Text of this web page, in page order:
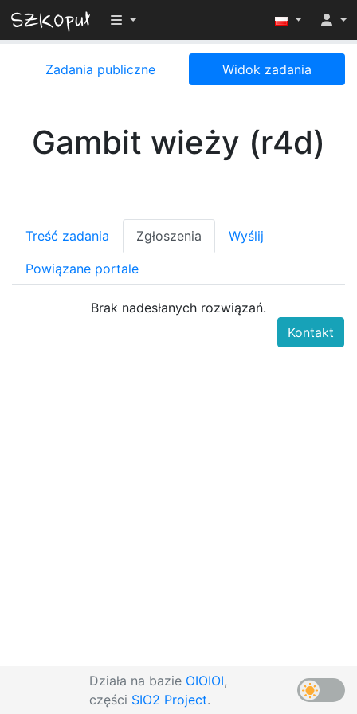
Przełącz widoczność menu
Zadania publiczne Widok zadania
Gambit wieży (r4d)
Treść zadania Zgłoszenia Wyślij
Powiązane portale
Brak nadesłanych rozwiązań.
Działa na bazie OIOIOI,
części SIO2 Project.
Kontakt